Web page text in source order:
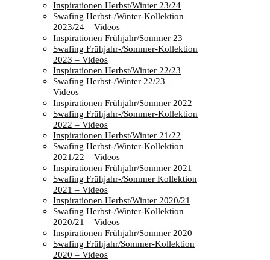
Inspirationen Herbst/Winter 23/24
Swafing Herbst-/Winter-Kollektion
2023/24 – Videos
Inspirationen Frühjahr/Sommer 23
Swafing Frühjahr-/Sommer-Kollektion
2023 – Videos
Inspirationen Herbst/Winter 22/23
Swafing Herbst-/Winter 22/23 –
Videos
Inspirationen Frühjahr/Sommer 2022
Swafing Frühjahr-/Sommer-Kollektion
2022 – Videos
Inspirationen Herbst/Winter 21/22
Swafing Herbst-/Winter-Kollektion
2021/22 – Videos
Inspirationen Frühjahr/Sommer 2021
Swafing Frühjahr-/Sommer Kollektion
2021 – Videos
Inspirationen Herbst/Winter 2020/21
Swafing Herbst-/Winter-Kollektion
2020/21 – Videos
Inspirationen Frühjahr/Sommer 2020
Swafing Frühjahr/Sommer-Kollektion
2020 – Videos